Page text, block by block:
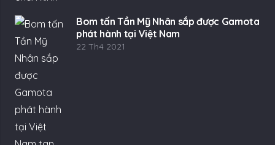
Bom tấn Tần Mỹ Nhân sắp được Gamota
phát hành tại Việt Nam
22 Th4 2021